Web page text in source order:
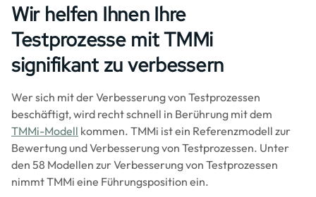
Wir helfen Ihnen Ihre
Testprozesse mit TMMi
signifikant zu verbessern
Wer sich mit der Verbesserung von Testprozessen
beschäftigt, wird recht schnell in Berührung mit dem
TMMi-Modell kommen. TMMi ist ein Referenzmodell zur
Bewertung und Verbesserung von Testprozessen. Unter
den 58 Modellen zur Verbesserung von Testprozessen
nimmt TMMi eine Führungsposition ein.